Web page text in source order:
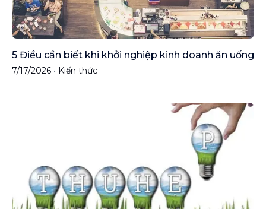
5 Điều cần biết khi khởi nghiệp kinh doanh ăn uống
7/17/2026 • Kiến thức